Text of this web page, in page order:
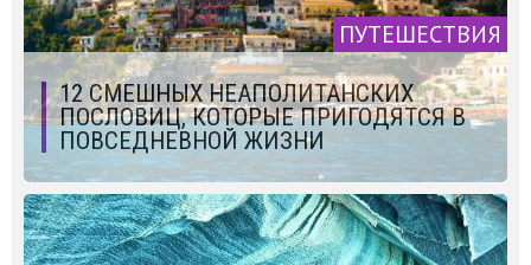
ПУТЕШЕСТВИЯ
12 СМЕШНЫХ НЕАПОЛИТАНСКИХ
ПОСЛОВИЦ, КОТОРЫЕ ПРИГОДЯТСЯ В
ПОВСЕДНЕВНОЙ ЖИЗНИ